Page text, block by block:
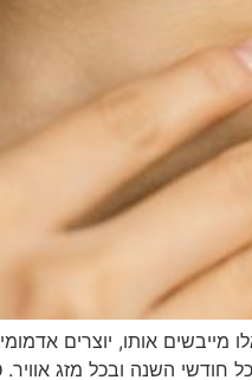
מייבשים אותו, יוצרים
חודשי השנה ובכל מזג